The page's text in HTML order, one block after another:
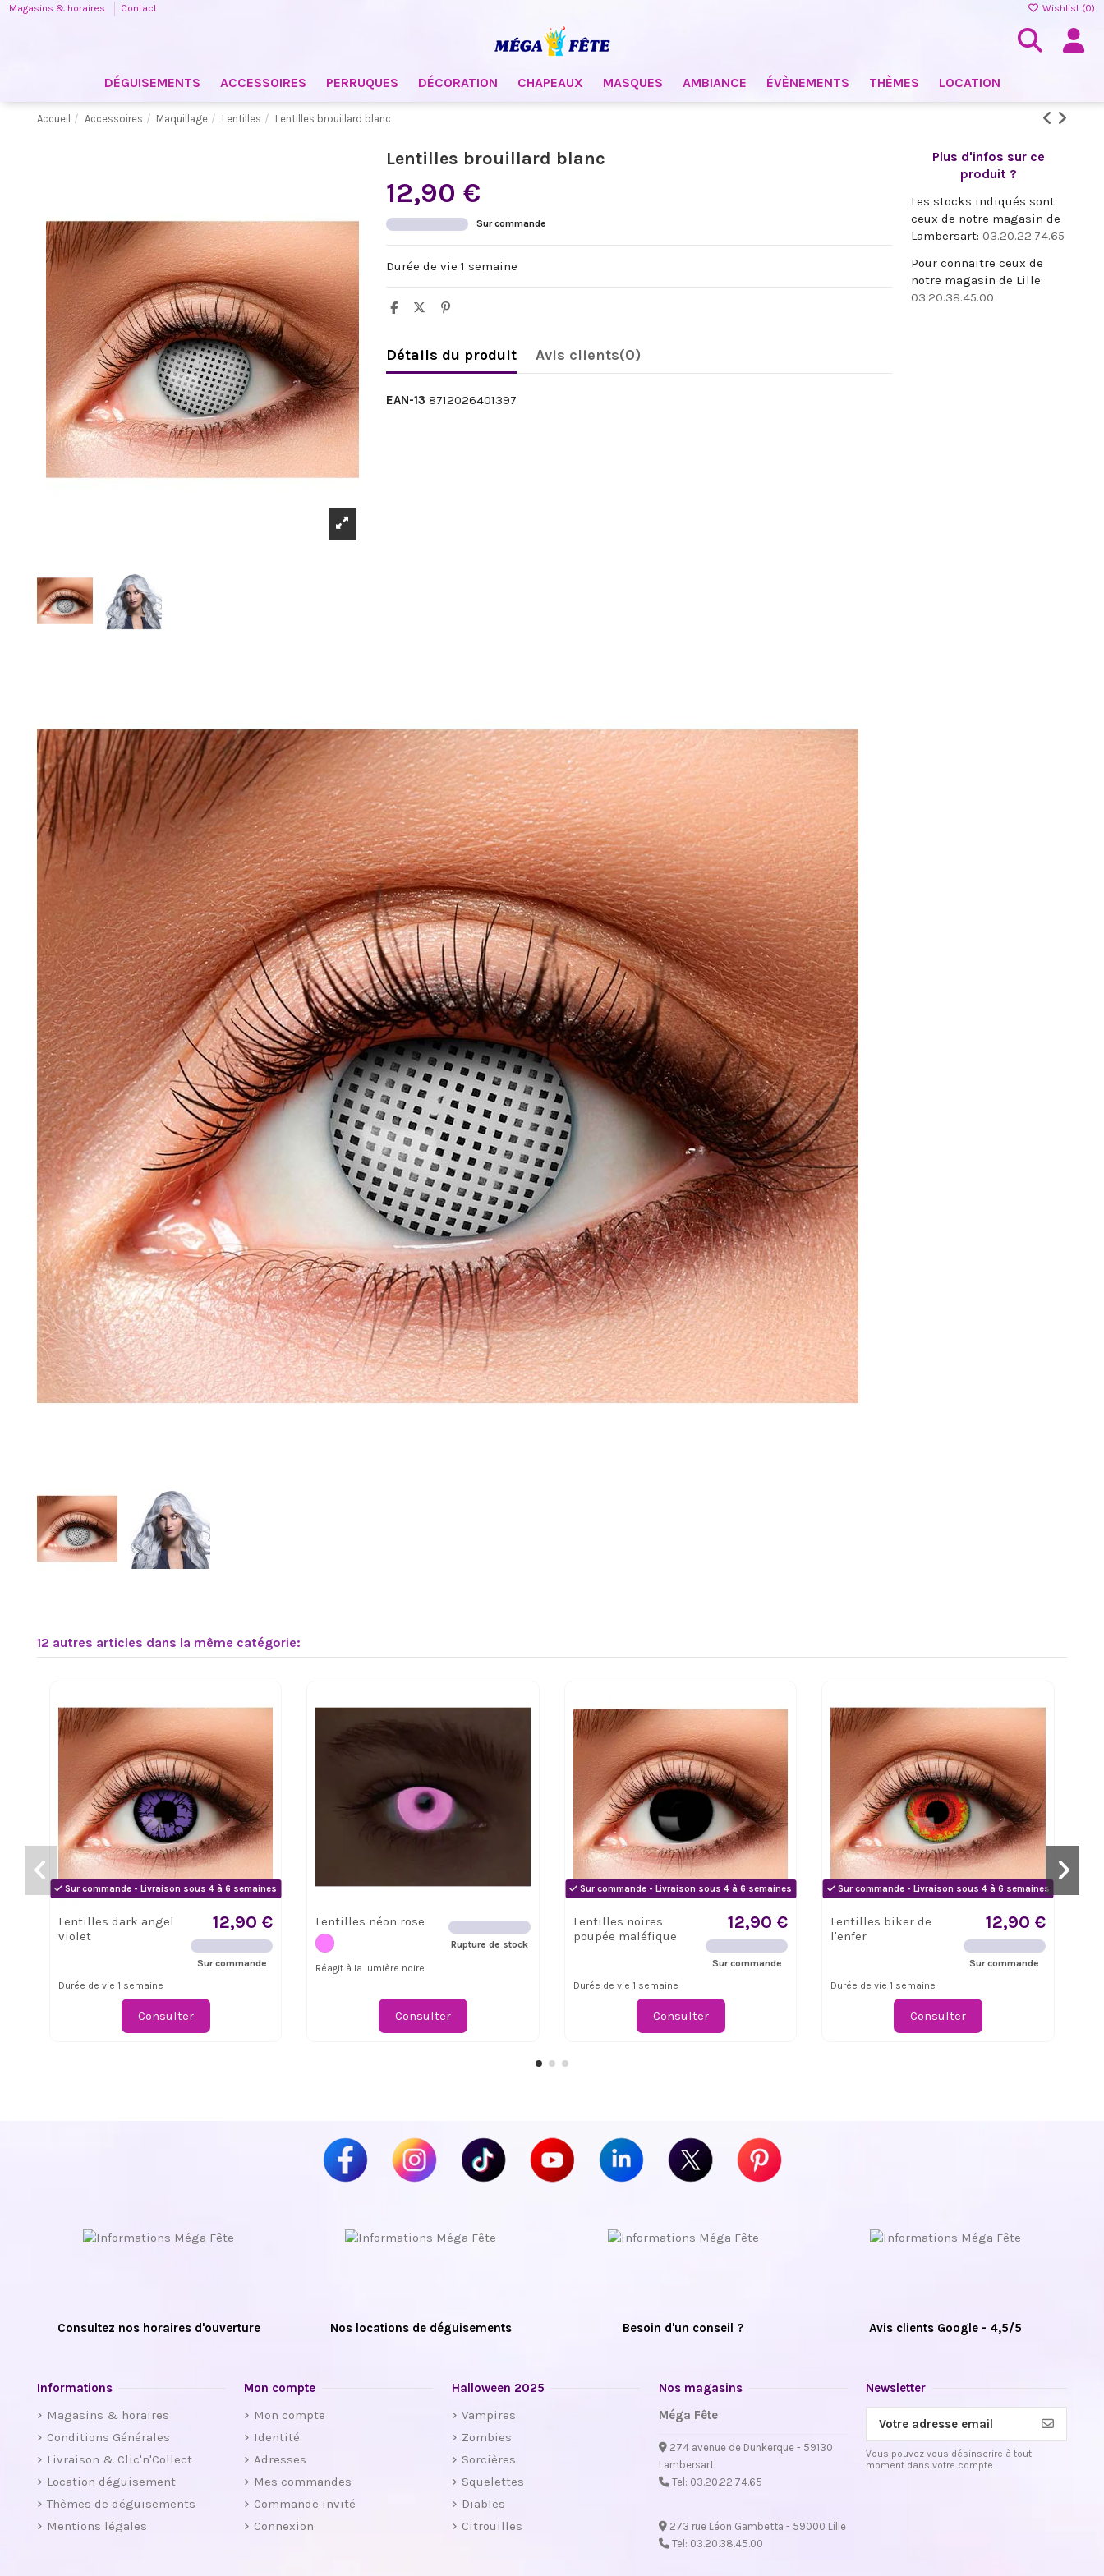
Magasins & horaires Contact Wishlist (0)
DÉGUISEMENTS ACCESSOIRES PERRUQUES DÉCORATION CHAPEAUX MASQUES AMBIANCE ÉVÈNEMENTS THÈMES LOCATION
Accueil Accessoires Maquillage Lentilles Lentilles brouillard blanc
Lentilles brouillard blanc
12,90 €
Sur commande
Durée de vie 1 semaine
Détails du produit Avis clients(0)
EAN-13 8712026401397
Plus d'infos sur ce
produit ?
Les stocks indiqués sont
ceux de notre magasin de
Lambersart: 03.20.22.74.65
Pour connaitre ceux de
notre magasin de Lille:
03.20.38.45.00
12 autres articles dans la même catégorie:
Sur commande - Livraison sous 4 à 6 semaines
Lentilles dark angel
violet
12,90 €
Sur commande
Durée de vie 1 semaine
Consulter
Lentilles néon rose
Rupture de stock
Réagit à la lumière noire
Consulter
Sur commande - Livraison sous 4 à 6 semaines
Lentilles noires
poupée maléfique
12,90 €
Sur commande
Durée de vie 1 semaine
Consulter
Sur commande - Livraison sous 4 à 6 semaines
Lentilles biker de
l'enfer
12,90 €
Sur commande
Durée de vie 1 semaine
Consulter
Consultez nos horaires d'ouverture Nos locations de déguisements Besoin d'un conseil ? Avis clients Google - 4,5/5
Informations
Magasins & horaires
Conditions Générales
Livraison & Clic'n'Collect
Location déguisement
Thèmes de déguisements
Mentions légales
Mon compte
Mon compte
Identité
Adresses
Mes commandes
Commande invité
Connexion
Halloween 2025
Vampires
Zombies
Sorcières
Squelettes
Diables
Citrouilles
Nos magasins
Méga Fête
274 avenue de Dunkerque - 59130
Lambersart
Tel: 03.20.22.74.65
273 rue Léon Gambetta - 59000 Lille
Tel: 03.20.38.45.00
Newsletter
Vous pouvez vous désinscrire à tout
moment dans votre compte.